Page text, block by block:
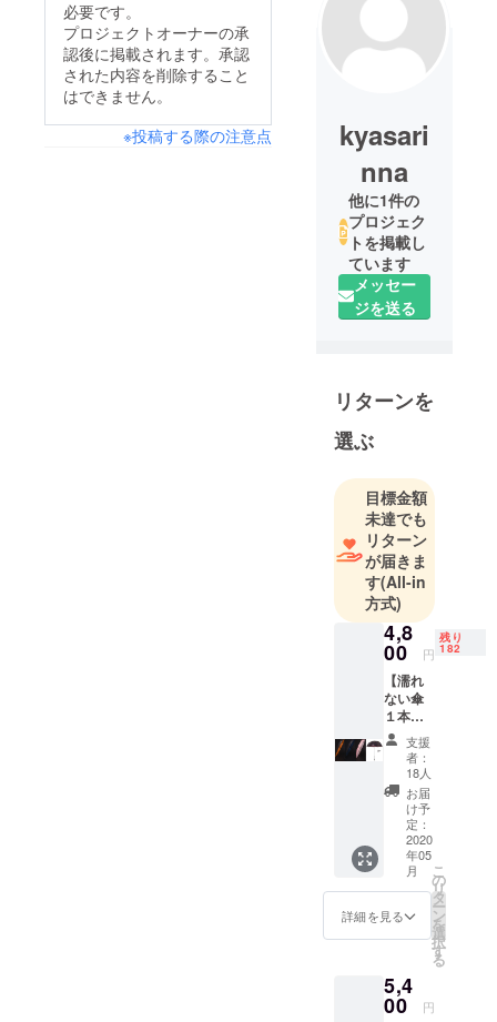
必要です。
プロジェクトオーナーの承
認後に掲載されます。承認
された内容を削除すること
はできません。
※投稿する際の注意点
kyasari
nna
他に1件の
プロジェク
トを掲載し
ています
メッセー
ジを送る
リターンを
選ぶ
目標金額
未達でも
リターン
が届きま
す(All-in
方式)
4,8
00 円
残り
182
【濡れ
ない傘
１本】
早割！
約
20％OF
F ２０
０本限
支援
者：
18人
お届
け予
定：
2020
年05
月
詳細を見る
こ
の
リ
タ
ー
ン
を
選
択
す
る
5,4
00 円